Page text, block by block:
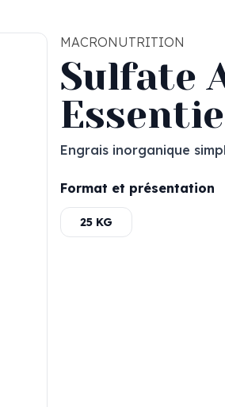
MACRONUTRITION
Sulfate
Engrais inorganique
Format et présentation
25 KG